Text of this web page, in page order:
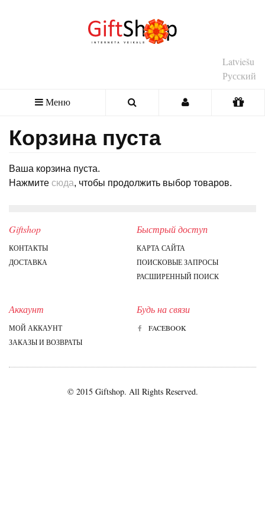
Latviešu
Русский
Меню
Корзина пуста
Ваша корзина пуста.
Нажмите сюда, чтобы продолжить выбор товаров.
Giftshop
КОНТАКТЫ
ДОСТАВКА
Быстрый доступ
КАРТА САЙТА
ПОИСКОВЫЕ ЗАПРОСЫ
РАСШИРЕННЫЙ ПОИСК
Аккаунт
МОЙ АККАУНТ
ЗАКАЗЫ И ВОЗВРАТЫ
Будь на связи
FACEBOOK
© 2015 Giftshop. All Rights Reserved.